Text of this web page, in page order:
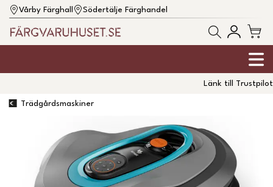
Vårby Färghall Södertälje Färghandel
Länk till Trustpilot
Trädgårdsmaskiner